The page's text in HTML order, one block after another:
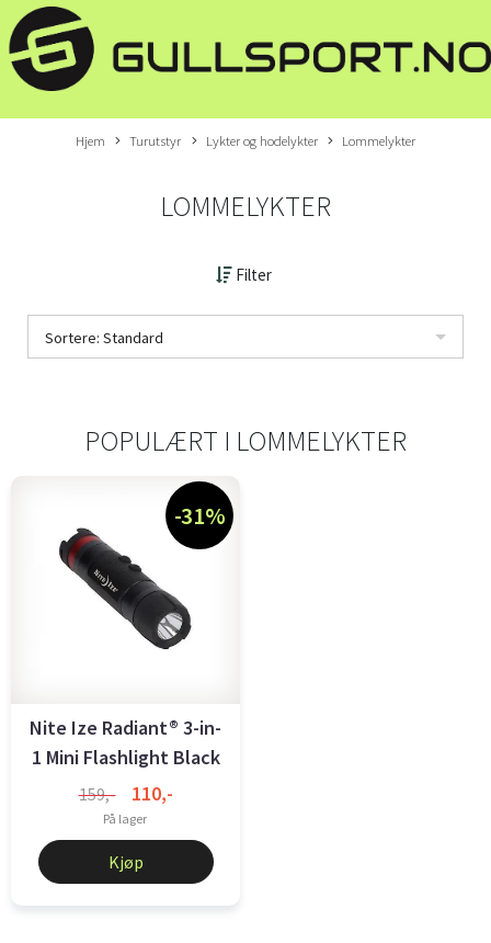
Hjem Turutstyr Lykter og hodelykter Lommelykter
LOMMELYKTER
Filter
Sortere: Standard
POPULÆRT I LOMMELYKTER
-31%
Nite Ize Radiant® 3-in-
1 Mini Flashlight Black
159,- 110,-
På lager
Kjøp